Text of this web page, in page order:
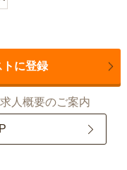
トに登録
人概要のご案内